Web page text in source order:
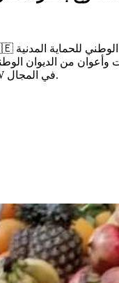
لفائدة إطارات وأعوان من
تحت إشراف خبراءألمانيين من وكالة THW في المجال.